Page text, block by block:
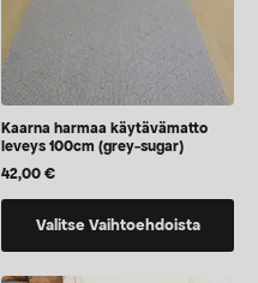
Kaarna harmaa käytävämatto
leveys 100cm (grey-sugar)
42,00€
Valitse Vaihtoehdoista